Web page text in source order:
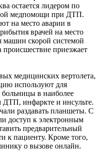
остается лидером по
медпомощи при ДТП.
на место аварии в
врачей на место
машин скорой системой
приезжает
медицинских вертолета,
используют для
в наиболее
ДТП, инфаркте и инсульте.
раздавать планшеты. С
доступ к электронным
предварительный
к пациенту. Кроме того,
о вызове онлайн.